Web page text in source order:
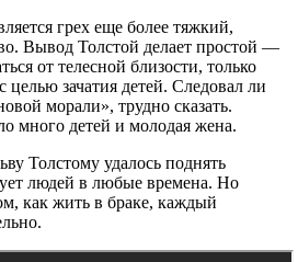
грех еще более тяжкий,
Вывод Толстой делает простой —
от телесной близости, только
целью зачатия детей. Следовал ли
морали», трудно сказать.
много детей и молодая жена.
Толстому удалось поднять
людей в любые времена. Но
как жить в браке, каждый